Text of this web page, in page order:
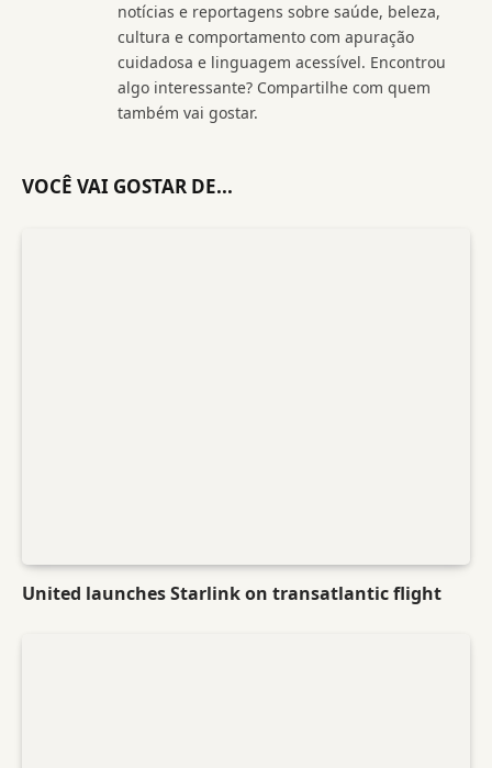
notícias e reportagens sobre saúde, beleza,
cultura e comportamento com apuração
cuidadosa e linguagem acessível. Encontrou
algo interessante? Compartilhe com quem
também vai gostar.
VOCÊ VAI GOSTAR DE...
United launches Starlink on transatlantic flight